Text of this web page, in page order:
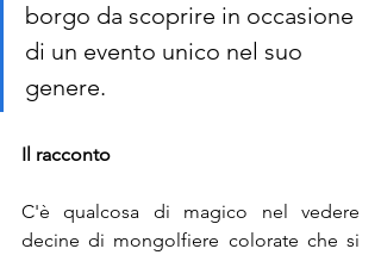
borgo da scoprire in occasione
di un evento unico nel suo
genere.
Il racconto
C'è qualcosa di magico nel vedere
decine di mongolfiere colorate che si